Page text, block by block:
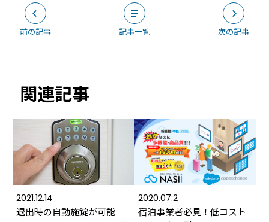
前の記事 記事一覧 次の記事
関連記事
2021.12.14
退出時の自動施錠が可能
2020.07.2
宿泊事業者必見！低コスト